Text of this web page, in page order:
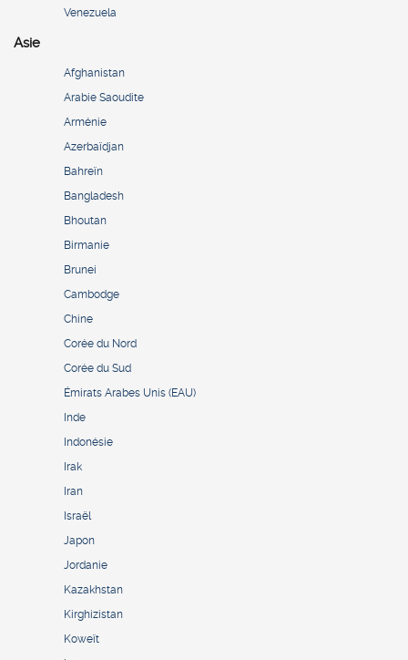
Venezuela
Asie
Afghanistan
Arabie Saoudite
Arménie
Azerbaïdjan
Bahreïn
Bangladesh
Bhoutan
Birmanie
Brunei
Cambodge
Chine
Corée du Nord
Corée du Sud
Émirats Arabes Unis (EAU)
Inde
Indonésie
Irak
Iran
Israël
Japon
Jordanie
Kazakhstan
Kirghizistan
Koweït